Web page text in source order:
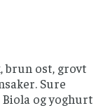
brun ost, grovt
Sure
og yoghurt